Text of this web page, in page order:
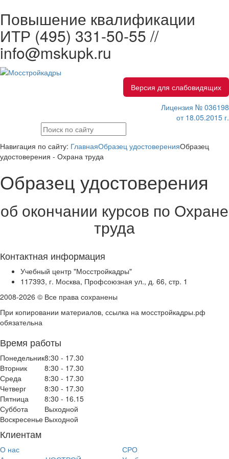
Повышение квалификации
ИТР (495) 331-50-55 //
info@mskupk.ru
Версия для слабовидящих
Лицензия № 036198
от 18.05.2015 г.
Навигация по сайту: ГлавнаяОбразец удостоверенияОбразец
удостоверения - Охрана труда
Образец удостоверения
об окончании курсов по Охране
труда
Контактная информация
Учебный центр "Мосстройкадры"
117393, г. Москва, Профсоюзная ул., д. 66, стр. 1
2008-2026 © Все права сохранены
При копировании материалов, ссылка на мосстройкадры.рф
обязательна
Время работы
Понедельник8:30 - 17.30
Вторник
8:30 - 17.30
Среда
8:30 - 17.30
Четверг
8:30 - 17.30
Пятница
8:30 - 16.15
Суббота
Выходной
Воскресенье Выходной
Клиентам
О нас
СРО